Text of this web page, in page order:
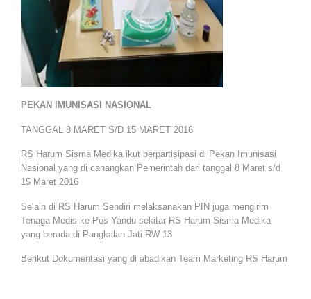
PEKAN IMUNISASI NASIONAL
TANGGAL 8 MARET S/D 15 MARET 2016
RS Harum Sisma Medika ikut berpartisipasi di Pekan Imunisasi
Nasional yang di canangkan Pemerintah dari tanggal 8 Maret s/d
15 Maret 2016
Selain di RS Harum Sendiri melaksanakan PIN juga mengirim
Tenaga Medis ke Pos Yandu sekitar RS Harum Sisma Medika
yang berada di Pangkalan Jati RW 13
Berikut Dokumentasi yang di abadikan Team Marketing RS Harum